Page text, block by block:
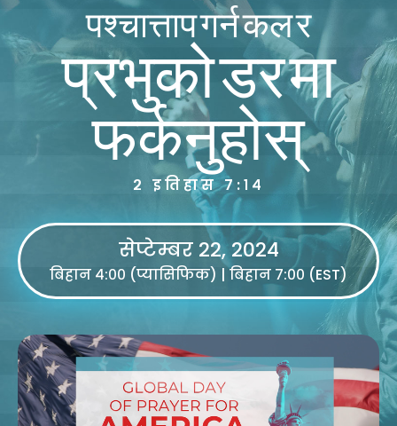
पश्चात्ताप गर्न कल र
प्रभुको डर मा
फर्कनुहोस्
२ इतिहास ७:१४
सेप्टेम्बर 22, 2024
बिहान ४:०० (प्यासिफिक) | बिहान ७:०० (EST)